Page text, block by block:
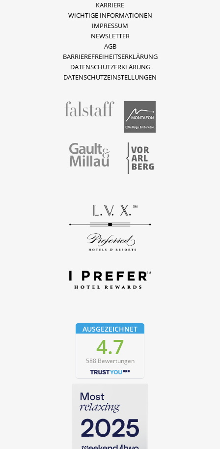
fallstaff
Gault & Millau Vorarlberg
AUSGEZEICHNET
4.7
588 Bewertungen
KARRIERE
WICHTIGE INFORMATIONEN
IMPRESSUM
NEWSLETTER
AGB
BARRIEREFREIHEITSERKLÄRUNG
DATENSCHUTZERKLÄRUNG
DATENSCHUTZEINSTELLUNGEN